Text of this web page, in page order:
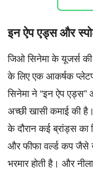
इन ऐप एड्स और
जिओ सिनेमा के यूजर्स
के लिए एक आकर्षक
सिनेमा ने “इन ऐप एड्स”
अच्छी खासी कमाई की
के दौरान कई ब्रांड्स का
और फीफा वर्ल्ड कप जैसे
भरमार होती है। और